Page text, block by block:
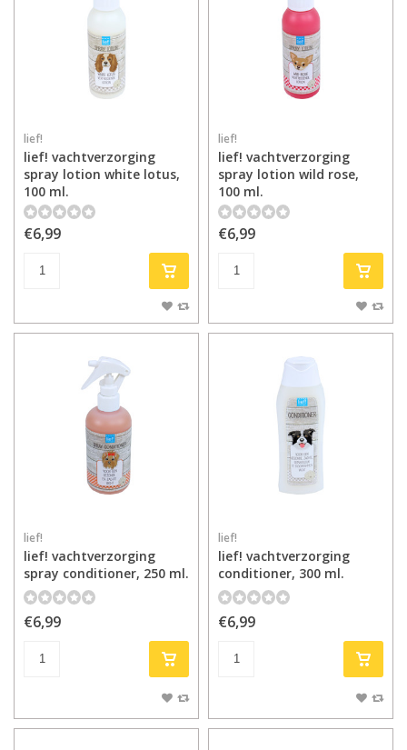
lief!
lief! vachtverzorging
spray lotion white lotus,
100 ml.
€6,99
lief!
lief! vachtverzorging
spray lotion wild rose,
100 ml.
€6,99
lief!
lief! vachtverzorging
spray conditioner, 250 ml.
€6,99
lief!
lief! vachtverzorging
conditioner, 300 ml.
€6,99